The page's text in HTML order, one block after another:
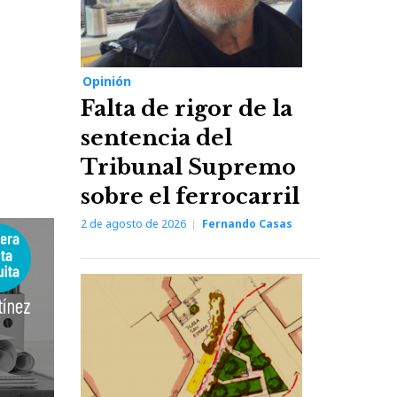
Opinión
Falta de rigor de la
sentencia del
Tribunal Supremo
sobre el ferrocarril
2 de agosto de 2026 Fernando Casas